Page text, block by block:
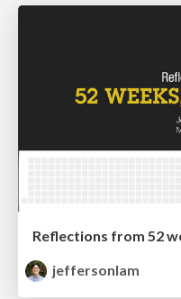
Reflections from 52
jeffersonlam